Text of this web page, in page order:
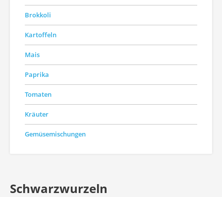
Brokkoli
Kartoffeln
Mais
Paprika
Tomaten
Kräuter
Gemüsemischungen
Schwarzwurzeln